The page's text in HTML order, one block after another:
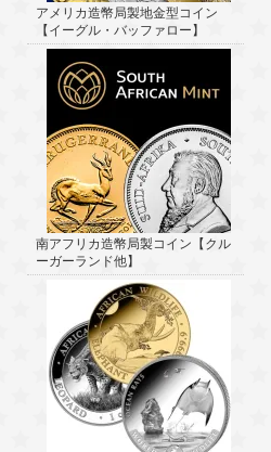
アメリカ造幣局製地金型コイン
【イーグル・バッファロー】
南アフリカ造幣局製コイン【クル
ーガーランド他】